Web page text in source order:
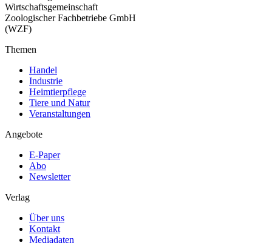
Wirtschaftsgemeinschaft
Zoologischer Fachbetriebe GmbH
(WZF)
Themen
Handel
Industrie
Heimtierpflege
Tiere und Natur
Veranstaltungen
Angebote
E-Paper
Abo
Newsletter
Verlag
Über uns
Kontakt
Mediadaten